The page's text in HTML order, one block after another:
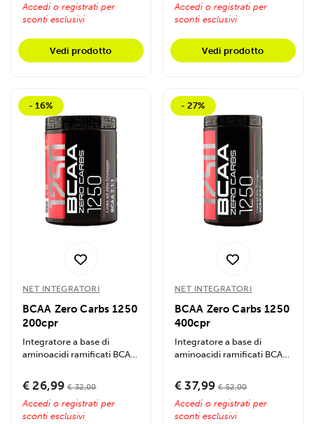
Accedi o registrati per
sconti esclusivi
Vedi prodotto
Accedi o registrati per
sconti esclusivi
Vedi prodotto
- 16%
NET INTEGRATORI
BCAA Zero Carbs 1250
200cpr
Integratore a base di
aminoacidi ramificati BCAA
formulazione...
€ 26,99 € 32,00
Accedi o registrati per
sconti esclusivi
- 27%
NET INTEGRATORI
BCAA Zero Carbs 1250
400cpr
Integratore a base di
aminoacidi ramificati BCAA
formulazione...
€ 37,99 € 52,00
Accedi o registrati per
sconti esclusivi